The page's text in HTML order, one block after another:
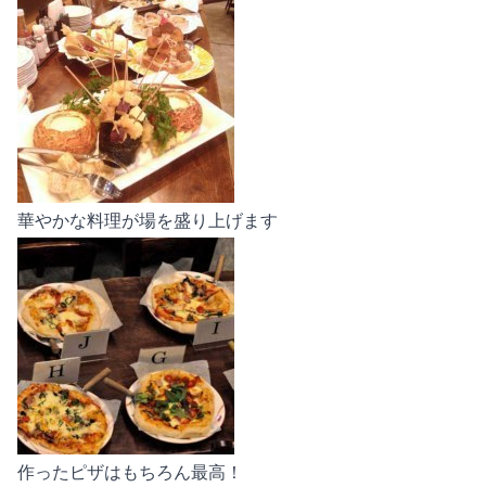
華やかな料理が場を盛り上げます
作ったピザはもちろん最高！